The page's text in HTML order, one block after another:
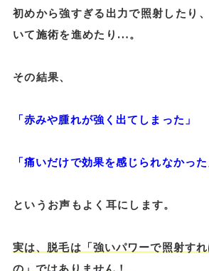
初めから強すぎる出力で照射したり
いて施術を進めたり…。
その結果、
「赤みや腫れが強く出てしまった」
「痛いだけで効果を感じられなかった
というお声もよく耳にします。
実は、脱毛は「強いパワーで照射す
の」ではありません！